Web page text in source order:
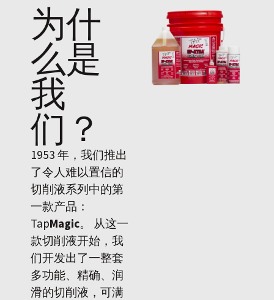
为什
么是
我
们 ？
1953 年，我们推出
了令人难以置信的
切削液系列中的第
一款产品：
TapMagic。 从这一
款切削液开始，我
们开发出了一整套
多功能、精确、润
滑的切削液，可满